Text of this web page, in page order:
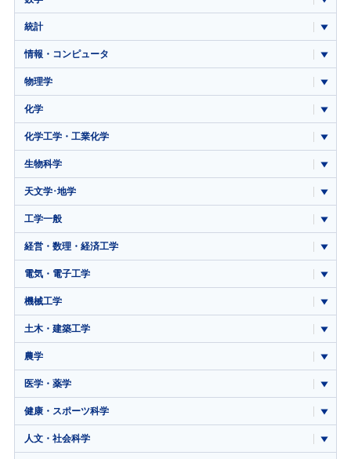
統計
情報・コンピュータ
物理学
化学
化学工学・工業化学
生物科学
天文学･地学
工学一般
経営・数理・経済工学
電気・電子工学
機械工学
土木・建築工学
農学
医学・薬学
健康・スポーツ科学
人文・社会科学